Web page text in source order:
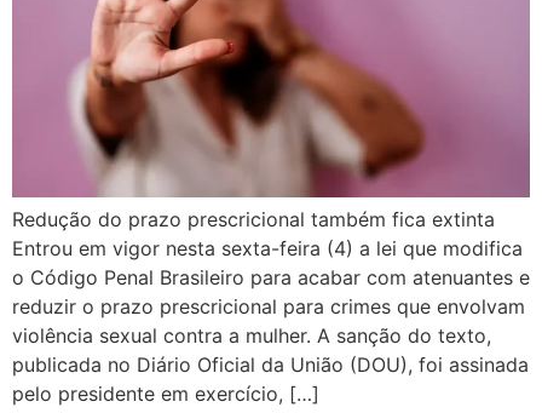
Redução do prazo prescricional também fica extinta
Entrou em vigor nesta sexta-feira (4) a lei que modifica
o Código Penal Brasileiro para acabar com atenuantes e
reduzir o prazo prescricional para crimes que envolvam
violência sexual contra a mulher. A sanção do texto,
publicada no Diário Oficial da União (DOU), foi assinada
pelo presidente em exercício, […]